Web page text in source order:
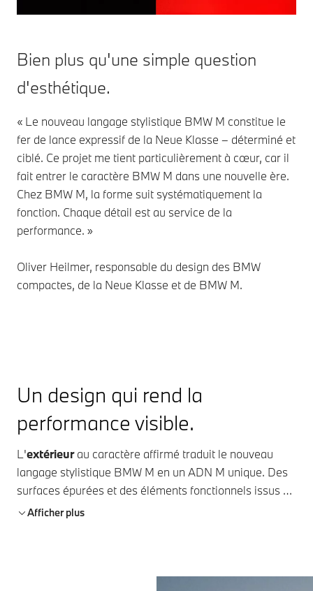
Bien plus qu'une simple question
d'esthétique.
« Le nouveau langage stylistique BMW M constitue le
fer de lance expressif de la Neue Klasse – déterminé et
ciblé. Ce projet me tient particulièrement à cœur, car il
fait entrer le caractère BMW M dans une nouvelle ère.
Chez BMW M, la forme suit systématiquement la
fonction. Chaque détail est au service de la
performance. »
Oliver Heilmer, responsable du design des BMW
compactes, de la Neue Klasse et de BMW M.
Un design qui rend la
performance visible.
L'extérieurau caractère affirmé traduit le nouveau
langage stylistique BMW M en un ADN M unique. Des
surfaces épurées et des éléments fonctionnels issus du
sport automobile façonnent son apparence – réduite à
Afficher plus